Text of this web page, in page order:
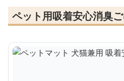
ペット用吸着安心消臭